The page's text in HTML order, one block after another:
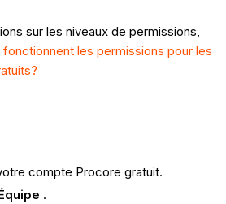
sur les niveaux de permissions,
les permissions pour les
compte Procore gratuit.
.